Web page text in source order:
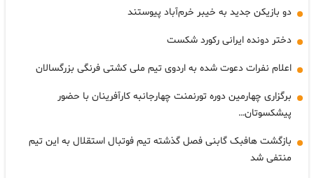
دو بازیکن جدید به خیبر خرم‌آباد پیوستند
دختر دونده ایرانی رکورد شکست
اعلام نفرات دعوت شده به اردوی تیم ملی کشتی فرنگی بزرگسالان
برگزاری چهارمین دوره تورنمنت چهارجانبه کارآفرینان با حضور
پیشکسوتان…
بازگشت هافبک گابنی فصل گذشته تیم فوتبال استقلال به این تیم
منتفی شد